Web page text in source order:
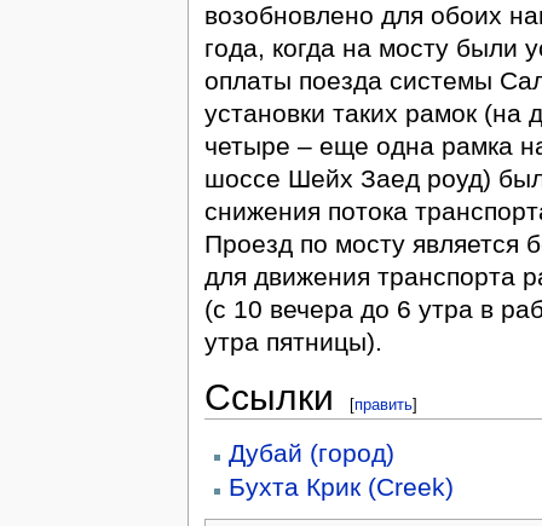
возобновлено для обоих
года, когда на мосту были
оплаты поезда системы
установки таких рамок (на
четыре – еще одна рамка
шоссе Шейх Заед роуд)
снижения потока
Проезд по мосту является
для движения транспорта
(с 10 вечера до 6 утра в
утра пятницы).
Ссылки [править]
Дубай (город)
Бухта Крик (Creek)